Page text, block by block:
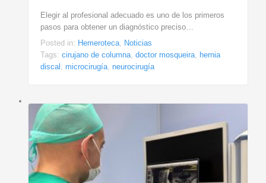
Elegir al profesional adecuado es uno de los primeros
pasos para obtener un diagnóstico preciso…
Posted in: Hemeroteca, Noticias
Tags: cirujano de columna, doctor mosqueira, hernia
discal
microcirugía, neurocirugía